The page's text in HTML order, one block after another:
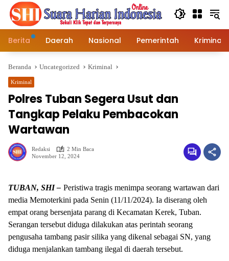
Berita Daerah Nasional Pemerintah Kriminal
Beranda Uncategorized Kriminal
Kriminal
Polres Tuban Segera Usut dan
Tangkap Pelaku Pembacokan
Wartawan
Redaksi
2 Min Baca
November 12, 2024
TUBAN, SHI – Peristiwa tragis menimpa seorang wartawan dari
media Memoterkini pada Senin (11/11/2024). Ia diserang oleh
empat orang bersenjata parang di Kecamatan Kerek, Tuban.
Serangan tersebut diduga dilakukan atas perintah seorang
pengusaha tambang pasir silika yang dikenal sebagai SN, yang
diduga menjalankan tambang ilegal di daerah tersebut.